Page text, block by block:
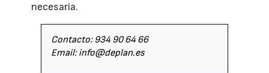
necesaria.
Contacto: 934 90 64 66
Email: info@deplan.es